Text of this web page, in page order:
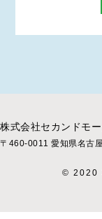
株式会社セカンドモ
〒460-0011 愛知県名古
© 2020